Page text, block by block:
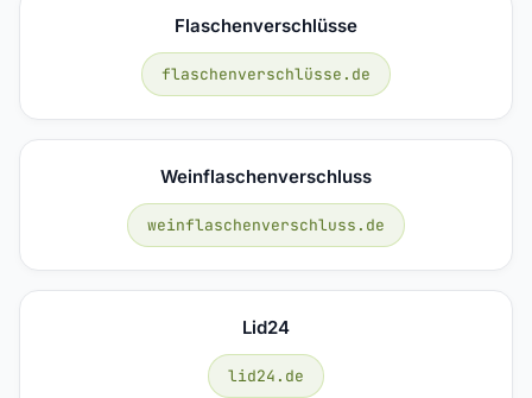
Flaschenverschlüsse
flaschenverschlüsse.de
Weinflaschenverschluss
weinflaschenverschluss.de
Lid24
lid24.de